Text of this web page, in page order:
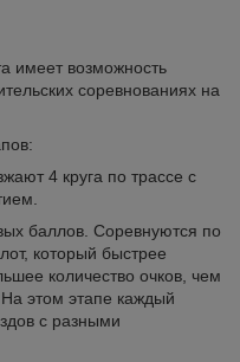
имеет возможность
соревнованиях на
4 круга по трассе с
баллов. Соревнуются по
который быстрее
количество очков, чем
этом этапе каждый
с разными